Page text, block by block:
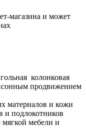
магазина и может
колонковая
продвижением
материалов и кожи
и подлокотников
мебели и